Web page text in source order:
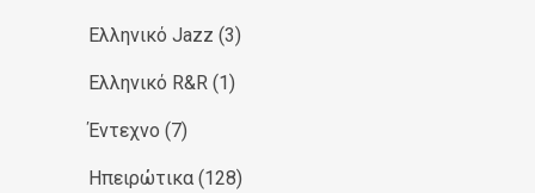
Ελληνικό Jazz (3)
Ελληνικό R&R (1)
Έντεχνο (7)
Ηπειρώτικα (128)